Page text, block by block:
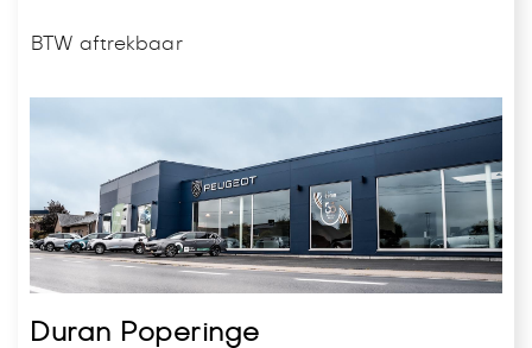
BTW aftrekbaar
Duran Poperinge